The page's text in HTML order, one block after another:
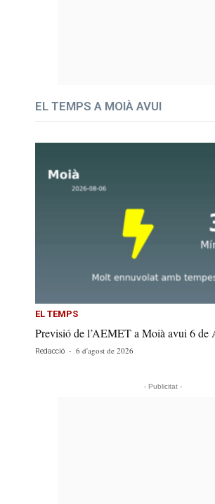
EL TEMPS A MOIÀ AVUI
EL TEMPS
Previsió de l’AEMET a Moià avui 6 de
Redacció - 6 d'agost de 2026
- Publicitat -